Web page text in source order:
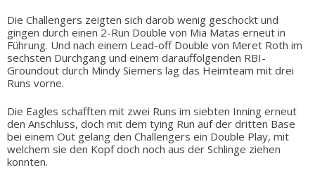
Die Challengers zeigten sich darob wenig geschockt und
gingen durch einen 2-Run Double von Mia Matas erneut in
Führung. Und nach einem Lead-off Double von Meret Roth im
sechsten Durchgang und einem darauffolgenden RBI-
Groundout durch Mindy Siemers lag das Heimteam mit drei
Runs vorne.
Die Eagles schafften mit zwei Runs im siebten Inning erneut
den Anschluss, doch mit dem tying Run auf der dritten Base
bei einem Out gelang den Challengers ein Double Play, mit
welchem sie den Kopf doch noch aus der Schlinge ziehen
konnten.